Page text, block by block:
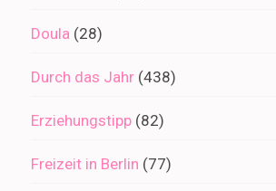
Doula (28)
Durch das Jahr (438)
Erziehungstipp (82)
Freizeit in Berlin (77)